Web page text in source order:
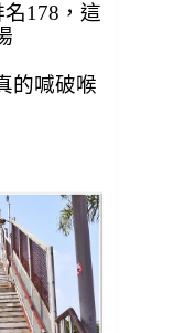
178， 這
的喊破喉